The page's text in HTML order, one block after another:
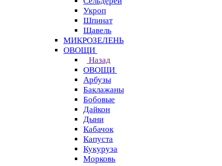
Укроп
Шпинат
Щавель
МИКРОЗЕЛЕНЬ
ОВОЩИ
Назад
ОВОЩИ
Арбузы
Баклажаны
Бобовые
Дайкон
Дыни
Кабачок
Капуста
Кукуруза
Морковь